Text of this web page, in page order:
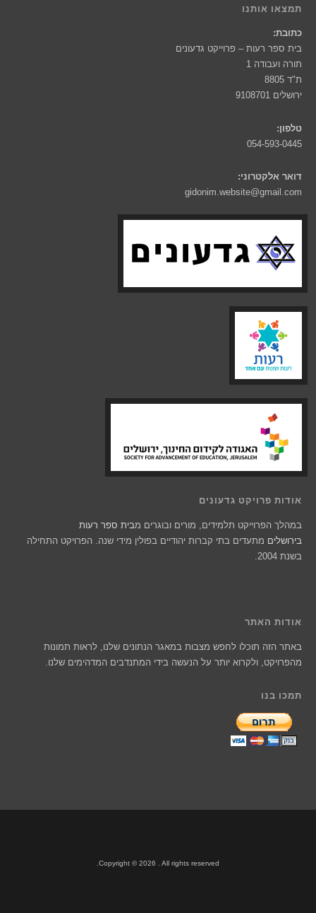
תמצאו אותנו
כתובת:
בית ספר רעות – פרוייקט גדעונים
תורה ועבודה 1
ת"ד 8805
ירושלים 9108701
טלפון:
054-593-0445
דואר אלקטרוני:
gidonim.website@gmail.com
אודות פרויקט גדעונים
במהלך הפרוייקט תלמידים, מורים ובוגרים מבית ספר רעות
בירושלים מתעדים בתי קברות יהודיים בפולין מידי שנה. הפרויקט התחילה
בשנת 2004.
אודות האתר
באתר הזה תוכלו לחפש מצבות במאגר הנתונים שלנו, לראות תמונות
מהפרויקט, ולקרוא יותר על הנעשה בידי המתנדבים המדהימים שלנו.
תמכו בנו
Copyright © 2026 . All rights reserved.